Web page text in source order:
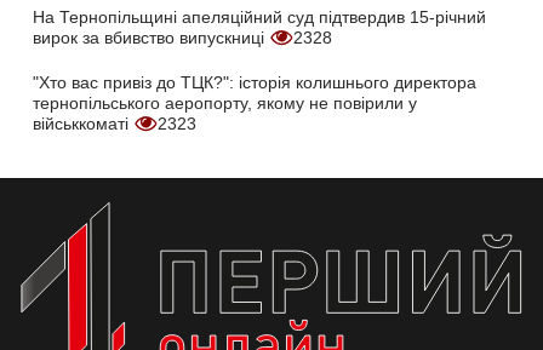
На Тернопільщині апеляційний суд підтвердив 15-річний
вирок за вбивство випускниці
2328
"Хто вас привіз до ТЦК?": історія колишнього директора
тернопільського аеропорту, якому не повірили у
військкоматі
2323